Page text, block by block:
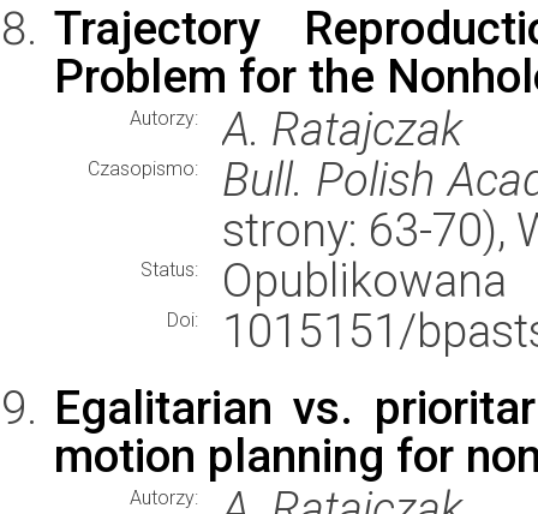
Trajectory
Problem for the
Autorzy: A. Ratajczak
Czasopismo:
Bull. Polish
strony: 63-70),
Status: Opublikowana
Doi:
1015151/
Egalitarian vs.
motion planning for
Autorzy: